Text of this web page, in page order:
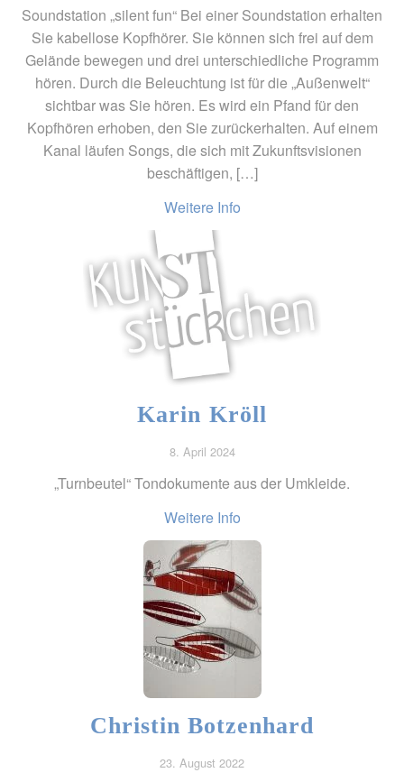
Soundstation „silent fun“ Bei einer Soundstation erhalten
Sie kabellose Kopfhörer. Sie können sich frei auf dem
Gelände bewegen und drei unterschiedliche Programm
hören. Durch die Beleuchtung ist für die „Außenwelt“
sichtbar was Sie hören. Es wird ein Pfand für den
Kopfhören erhoben, den Sie zurückerhalten. Auf einem
Kanal läufen Songs, die sich mit Zukunftsvisionen
beschäftigen, […]
Weitere Info
Karin Kröll
8. April 2024
„Turnbeutel“ Tondokumente aus der Umkleide.
Weitere Info
Christin Botzenhard
23. August 2022